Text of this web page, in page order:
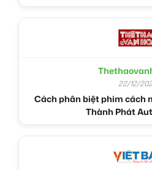
22/12/
Cách phân biệt phim cách
Thành Phát